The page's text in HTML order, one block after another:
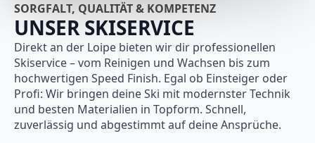
SORGFALT, QUALITÄT & KOMPETENZ
UNSER SKISERVICE
Direkt an der Loipe bieten wir dir professionellen
Skiservice – vom Reinigen und Wachsen bis zum
hochwertigen Speed Finish. Egal ob Einsteiger oder
Profi: Wir bringen deine Ski mit modernster Technik
und besten Materialien in Topform. Schnell,
zuverlässig und abgestimmt auf deine Ansprüche.